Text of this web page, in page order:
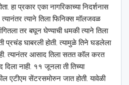
हा प्रकार एका नागरिकाच्या निदर्शनास
त्याने तिला फिनिक्स मॉलजवळ
तर बघून घेण्याची धमकी त्याने तिला
प्रचंड घाबरली होती. त्यामुळे तिने घडलेला
त्यानंतर आसाद तिला सतत कॉल करत
दिला नाही. ११ जूनला ती तिच्या
एटीएम सेंटरसमोरुन जात होती. यावेळी